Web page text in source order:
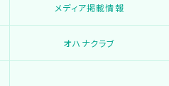
メディア掲載情報
オハナクラブ